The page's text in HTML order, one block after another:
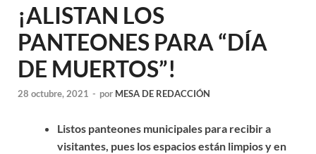
¡ALISTAN LOS
PANTEONES PARA “DÍA
DE MUERTOS”!
28 octubre, 2021 - por MESA DE REDACCIÓN
Listos panteones municipales para recibir a
visitantes, pues los espacios están limpios y en